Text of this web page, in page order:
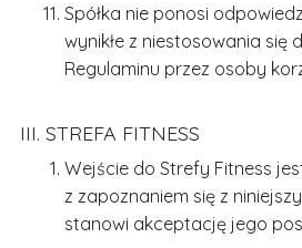
Spółka nie ponosi
wynikłe z niestosowania się
Regulaminu przez osoby
III. STREFA FITNESS
Wejście do Strefy Fitness
z zapoznaniem się z
stanowi akceptację jego